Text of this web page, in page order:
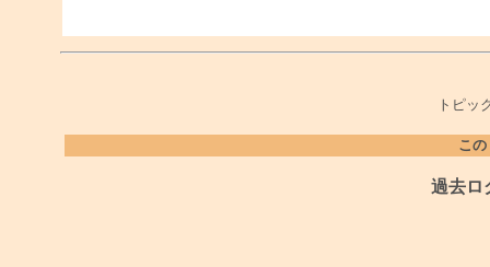
トピッ
こ
過去ロ